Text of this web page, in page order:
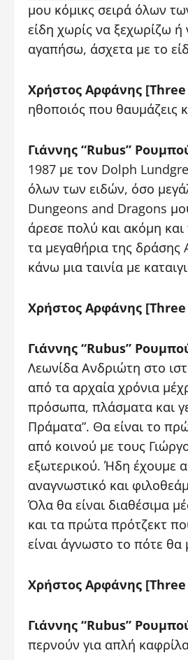
μου κόμικς σειρά όλων
είδη χωρίς να ξεχωρίζω
αγαπήσω, άσχετα με το
Χρήστος Αρφάνης
ηθοποιός που θαυμάζεις
Γιάννης “Rubus”
1987 με τον Dolph
όλων των ειδών, όσο
Dungeons and Dragons
άρεσε πολύ και ακόμη
τα μεγαθήρια της δράσης
κάνω μια ταινία με
Χρήστος Αρφάνης [Three
Γιάννης “Rubus”
Λεωνίδα Ανδριώτη στο
από τα αρχαία χρόνια
πρόσωπα, πλάσματα και
Πράματα”. Θα είναι το
από κοινού με τους
εξωτερικού. Ήδη έχουμε
αναγνωστικό και
Όλα θα είναι διαθέσιμα
και τα πρώτα πρότζεκτ
είναι άγνωστο το πότε
Χρήστος Αρφάνης
Γιάννης “Rubus”
περνούν για απλή